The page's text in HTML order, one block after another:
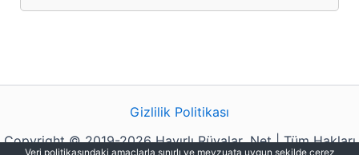
Gizlilik Politikası
Copyright © 2019-2026 Hayırlı Rüyalar .Net | Tüm Hakları
Veri politikasındaki amaçlarla sınırlı ve mevzuata uygun şekilde çerez